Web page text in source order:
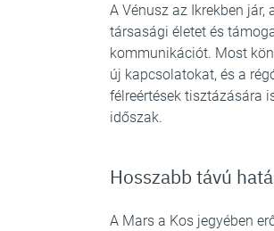
A Vénusz az Ikrekben jár,
társasági életet és
kommunikációt. Most
új kapcsolatokat, és a
félreértések tisztázására
időszak.
Hosszabb távú
A Mars a Kos jegyében